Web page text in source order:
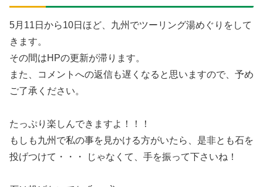
5月11日から10日ほど、九州でツーリング湯めぐりをして
きます。
その間はHPの更新が滞ります。
また、コメントへの返信も遅くなると思いますので、予め
ご了承ください。
たっぷり楽しんできますよ！！！
もしも九州で私の事を見かける方がいたら、是非とも石を
投げつけて・・・ じゃなくて、手を振って下さいね！